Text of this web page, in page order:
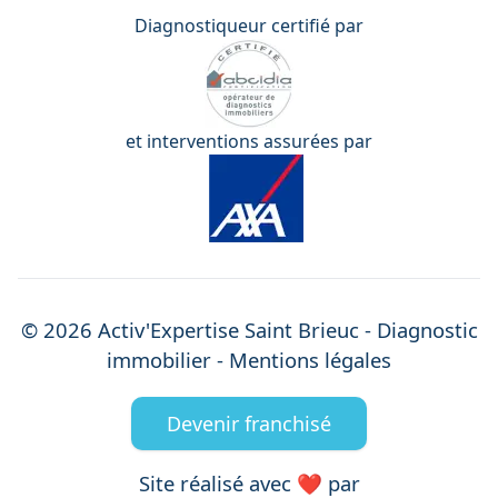
Diagnostiqueur certifié par
et interventions assurées par
© 2026 Activ'Expertise Saint Brieuc - Diagnostic
immobilier - Mentions légales
Devenir franchisé
Site réalisé avec ❤️ par